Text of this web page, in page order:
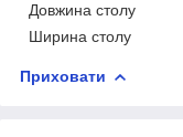
Довжина столу
Ширина столу
Приховати